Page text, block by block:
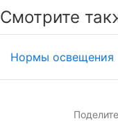
Смотрите
Нормы освещения